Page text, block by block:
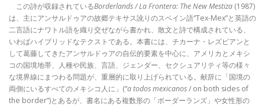
この詩が収録されているBorderlands / La Frontera: The New Mestiza (1987)
は、主にアンサルドゥアの故郷テキサス訛りのスペイン語“Tex-Mex”と英語の
二言語にナワトル語を織り交ぜながら書かれ、散文と詩で構成されている、
いわばハイブリッドなテクストである。本書には、チカーナ・レズビアンと
して葛藤してきたアンサルドゥアの自伝的要素を中心に、アメリカとメキシ
コの国境地帯、人種や民族、言語、ジェンダー、セクシュアリティ等の様々
な境界線にまつわる問題が、重層的に取り上げられている。献辞に「国境の
両側にいるすべてのメキシコ人に」(“a todos mexicanos/ on both sides of
the border”)とあるが、書名にある複数形の「ボーダーランズ」や女性形の